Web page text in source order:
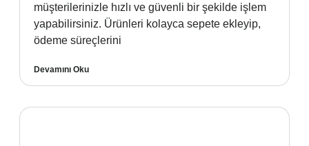
müşterilerinizle hızlı ve güvenli bir şekilde işlem
yapabilirsiniz. Ürünleri kolayca sepete ekleyip,
ödeme süreçlerini
Devamını Oku